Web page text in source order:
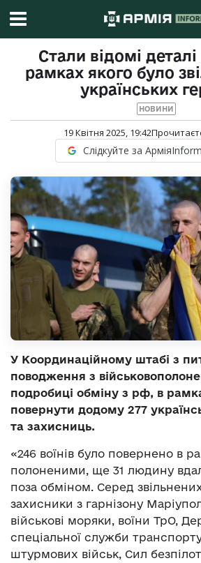
Стали відомі
рамках якого було
українських
НОВИНИ
19 Квітня 2025, 19:42
Слідкуйте за
У Координаційному штабі з
поводження з
подробиці обміну з рф, в
повернути додому 277
та захисниць.
«246 воїнів було повернено в
полоненими, ще 31 людину
поза обміном. Серед
захисники з гарнізону
військові моряки, воїни ТрО,
спеціальної служби
штурмових військ, Сил